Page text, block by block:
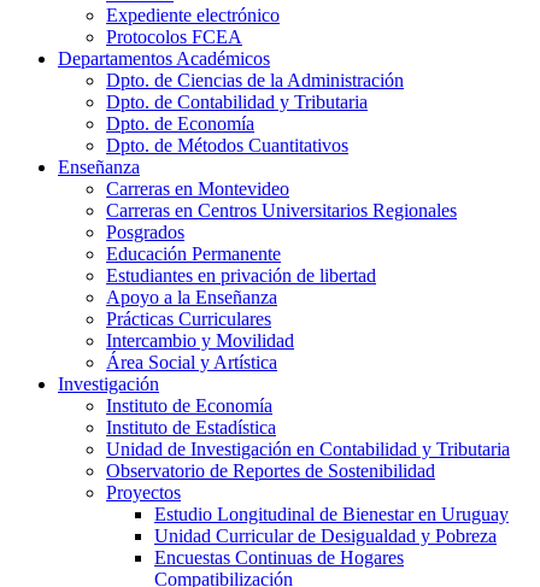
Expediente electrónico
Protocolos FCEA
Departamentos Académicos
Dpto. de Ciencias de la Administración
Dpto. de Contabilidad y Tributaria
Dpto. de Economía
Dpto. de Métodos Cuantitativos
Enseñanza
Carreras en Montevideo
Carreras en Centros Universitarios Regionales
Posgrados
Educación Permanente
Estudiantes en privación de libertad
Apoyo a la Enseñanza
Prácticas Curriculares
Intercambio y Movilidad
Área Social y Artística
Investigación
Instituto de Economía
Instituto de Estadística
Unidad de Investigación en Contabilidad y Tributaria
Observatorio de Reportes de Sostenibilidad
Proyectos
Estudio Longitudinal de Bienestar en Uruguay
Unidad Curricular de Desigualdad y Pobreza
Encuestas Continuas de Hogares
Compatibilización